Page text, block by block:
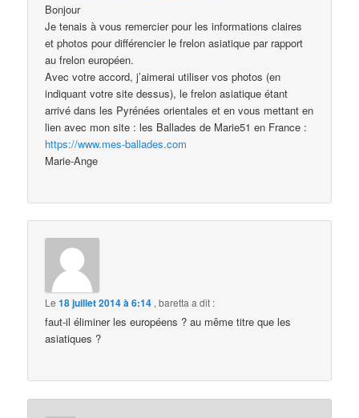
Bonjour
Je tenais à vous remercier pour les informations claires
et photos pour différencier le frelon asiatique par rapport
au frelon européen.
Avec votre accord, j’aimerai utiliser vos photos (en
indiquant votre site dessus), le frelon asiatique étant
arrivé dans les Pyrénées orientales et en vous mettant en
lien avec mon site : les Ballades de Marie51 en France :
https://www.mes-ballades.com
Marie-Ange
Le18 juillet 2014 à 6:14 ,baretta a dit :
faut-il éliminer les européens ? au même titre que les
asiatiques ?